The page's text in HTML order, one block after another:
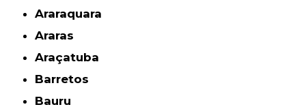
Araraquara
Araras
Araçatuba
Barretos
Bauru